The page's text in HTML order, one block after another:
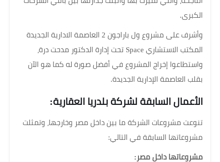
الكبرى.
وأشرف على مشروع ول باراجون 2 العاصمة الادارية الجديدة
المكتب الاستشاري Space تحت إدارة الدكتور مدحت درة،
واستطاعوا إخراج المشروع في أفضل صورة له كما هو الآن
بقلب العاصمة الإدارية الجديدة.
الأعمال السابقة لشركة بلدريا العقارية:
تنوعت مشروعات الشركة ما بين داخل مصر وخارجها، وتمثلت
مشروعاتها السابقة في التالي:
مشروعاتها داخل مصر: